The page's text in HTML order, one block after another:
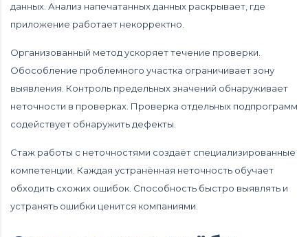
данных. Анализ напечатанных данных раскрывает, где
приложение работает некорректно.
Организованный метод ускоряет течение проверки.
Обособление проблемного участка ограничивает зону
выявления. Контроль предельных значений обнаруживает
неточности в проверках. Проверка отдельных подпрограмм
содействует обнаружить дефекты.
Стаж работы с неточностями создаёт специализированные
компетенции. Каждая устранённая неточность обучает
обходить схожих ошибок. Способность быстро выявлять и
устранять ошибки ценится компаниями.